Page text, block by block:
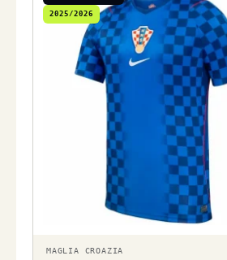
2025/2026
MAGLIA CROAZIA